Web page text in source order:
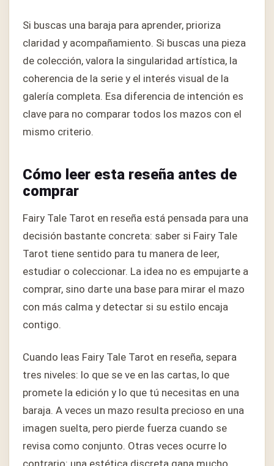
Si buscas una baraja para aprender, prioriza
claridad y acompañamiento. Si buscas una pieza
de colección, valora la singularidad artística, la
coherencia de la serie y el interés visual de la
galería completa. Esa diferencia de intención es
clave para no comparar todos los mazos con el
mismo criterio.
Cómo leer esta reseña antes de
comprar
Fairy Tale Tarot en reseña está pensada para una
decisión bastante concreta: saber si Fairy Tale
Tarot tiene sentido para tu manera de leer,
estudiar o coleccionar. La idea no es empujarte a
comprar, sino darte una base para mirar el mazo
con más calma y detectar si su estilo encaja
contigo.
Cuando leas Fairy Tale Tarot en reseña, separa
tres niveles: lo que se ve en las cartas, lo que
promete la edición y lo que tú necesitas en una
baraja. A veces un mazo resulta precioso en una
imagen suelta, pero pierde fuerza cuando se
revisa como conjunto. Otras veces ocurre lo